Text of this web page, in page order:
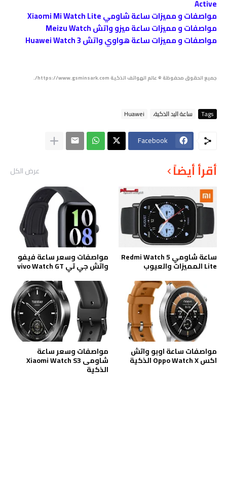
Active
مواصفات و مميزات ساعة شاومي Xiaomi Mi Watch Lite
مواصفات و مميزات ساعة ميزو واتش Meizu Watch
مواصفات و مميزات ساعة هواوي واتش Huawei Watch 3
جميع الحقوق محفوظة © عالم الهواتف الذكية https://www.gsminsark.com/.
Tags ﺳﺎﻋﺔ ﺍﻟﻴﺪ ﺍﻟﺬﻛﻴﺔ، Huawei
Facebook
أقرأ أيضاً عرض الكل
ساعة شاومي Redmi Watch 5
Lite المميزات والعيوب
مواصفات وسعر ساعة فيفو
واتش جي تي vivo Watch GT
مواصفات ساعة اوبو واتش
اكس Oppo Watch X الذكية
مواصفات وسعر ساعة
شاومى Xiaomi Watch S3
الذكية